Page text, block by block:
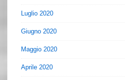
Luglio 2020
Giugno 2020
Maggio 2020
Aprile 2020